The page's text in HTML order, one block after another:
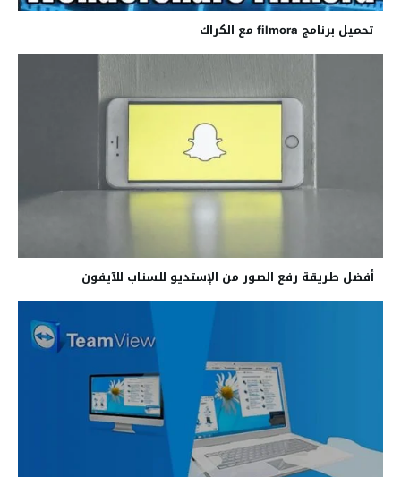
تحميل برنامج filmora مع الكراك
أفضل طريقة رفع الصور من الإستديو للسناب للآيفون